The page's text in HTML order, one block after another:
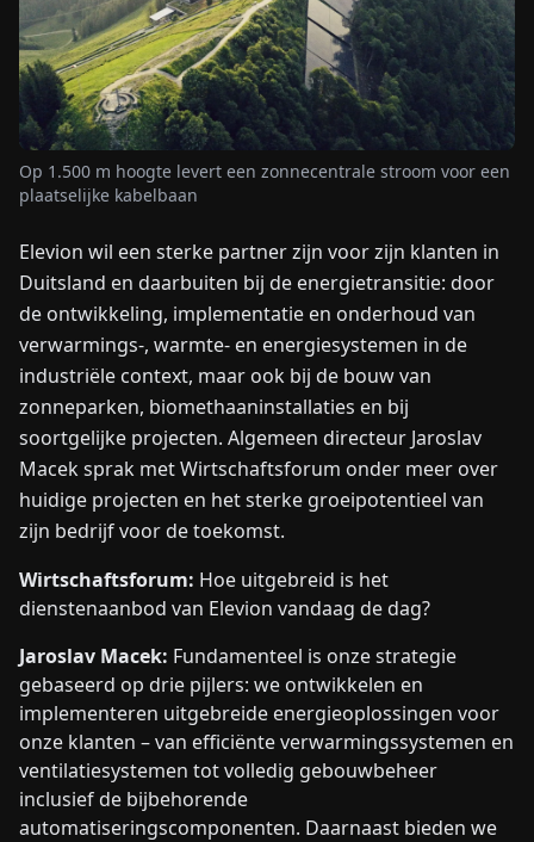
OVER
ONS
NEEM
CONTACT
Op 1.500 m hoogte levert een zonnecentrale stroom voor een
plaatselijke kabelbaan
Elevion wil een sterke partner zijn voor zijn klanten in
Duitsland en daarbuiten bij de energietransitie: door
de ontwikkeling, implementatie en onderhoud van
verwarmings-, warmte- en energiesystemen in de
industriële context, maar ook bij de bouw van
zonneparken, biomethaaninstallaties en bij
soortgelijke projecten. Algemeen directeur Jaroslav
Macek sprak met Wirtschaftsforum onder meer over
huidige projecten en het sterke groeipotentieel van
zijn bedrijf voor de toekomst.
Wirtschaftsforum: Hoe uitgebreid is het
dienstenaanbod van Elevion vandaag de dag?
Jaroslav Macek: Fundamenteel is onze strategie
gebaseerd op drie pijlers: we ontwikkelen en
implementeren uitgebreide energieoplossingen voor
onze klanten – van efficiënte verwarmingssystemen en
ventilatiesystemen tot volledig gebouwbeheer
inclusief de bijbehorende
automatiseringscomponenten. Daarnaast bieden we